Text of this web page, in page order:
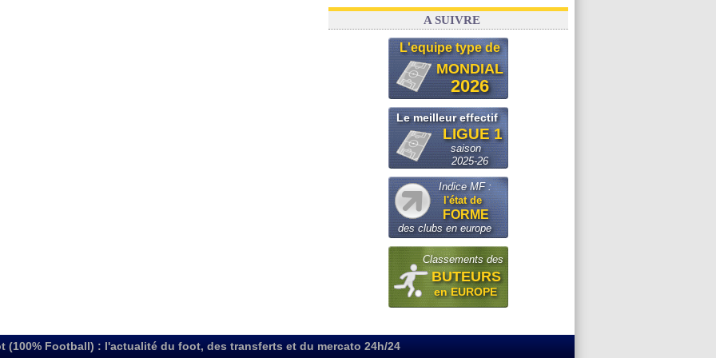
A SUIVRE
L'equipe type de
MONDIAL
2026
Le meilleur effectif
LIGUE 1
saison
2025-26
Indice MF :
l'état de
FORME
des clubs en europe
Classements des
BUTEURS
en EUROPE
(100% Football) : l'actualité du foot, des transferts et du mercato 24h/24